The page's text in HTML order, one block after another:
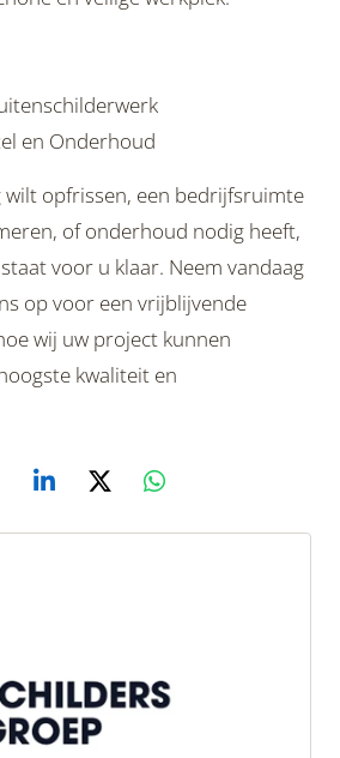
en Onderhoud
wilt opfrissen, een bedrijfsruimte
of onderhoud nodig heeft,
voor u klaar. Neem vandaag
op voor een vrijblijvende
wij uw project kunnen
kwaliteit en